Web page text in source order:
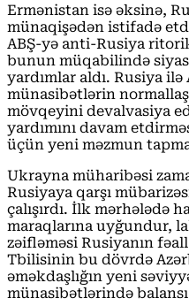
Ermənistan isə əksinə,
münaqişədən istifadə
ABŞ-yə anti-Rusiya
bunun müqabilində
yardımlar aldı. Rusiya ilə
münasibətlərin
mövqeyini devalvasiya
yardımını davam
üçün yeni məzmun
Ukrayna müharibəsi
Rusiyaya qarşı
çalışırdı. İlk mərhələdə
maraqlarına uyğundur,
zəifləməsi Rusiyanın
Tbilisinin bu dövrdə
əməkdaşlığın yeni
münasibətlərində